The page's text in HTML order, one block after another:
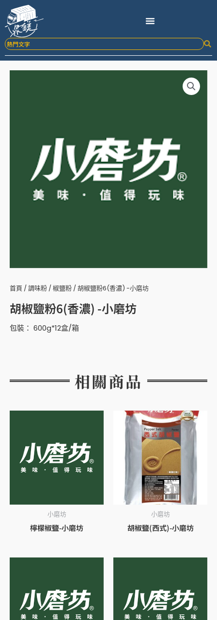
要
內
首頁 /調味粉 /椒鹽粉 / 胡椒鹽粉6(香濃) -小磨坊
胡椒鹽粉6(香濃) -小磨坊
包裝： 600g*12盒/箱
相關商品
小磨坊
檸檬椒鹽-小磨坊
小磨坊
胡椒鹽(西式)-小磨坊